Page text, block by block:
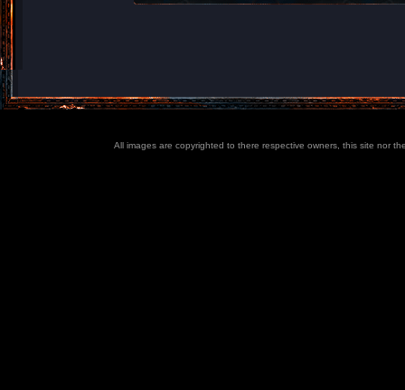
All images are copyrighted to there respective owners, this site nor